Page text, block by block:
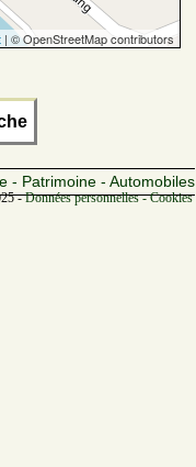
| © OpenStreetMap contributors
- Patrimoine - Automobiles
-Données personnelles -